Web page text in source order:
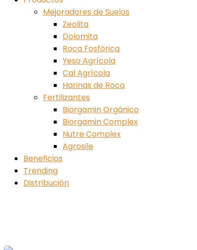
Mejoradores de Suelos
Zeolita
Dolomita
Roca Fosfórica
Yeso Agrícola
Cal Agrícola
Harinas de Roca
Fertilizantes
Biorgamin Orgánico
Biorgamin Complex
Nutre Complex
Agrosile
Beneficios
Trending
Distribución